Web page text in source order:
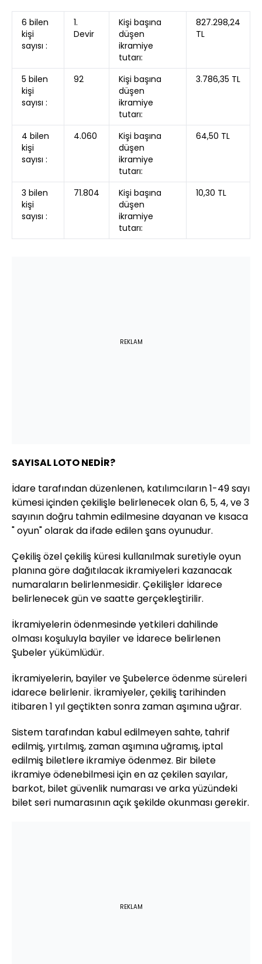
6 bilen
kişi
sayısı :
1.
Devir
Kişi başına
düşen
ikramiye
tutarı:
827.298,24
TL
5 bilen
kişi
sayısı :
92
Kişi başına
düşen
ikramiye
tutarı:
3.786,35 TL
4 bilen
kişi
sayısı :
4.060
Kişi başına
düşen
ikramiye
tutarı:
64,50 TL
3 bilen
kişi
sayısı :
71.804
Kişi başına
düşen
ikramiye
tutarı:
10,30 TL
REKLAM
SAYISAL LOTO NEDİR?
İdare tarafından düzenlenen, katılımcıların 1-49 sayı
kümesi içinden çekilişle belirlenecek olan 6, 5, 4, ve 3
sayının doğru tahmin edilmesine dayanan ve kısaca
" oyun" olarak da ifade edilen şans oyunudur.
Çekiliş özel çekiliş küresi kullanılmak suretiyle oyun
planına göre dağıtılacak ikramiyeleri kazanacak
numaraların belirlenmesidir. Çekilişler İdarece
belirlenecek gün ve saatte gerçekleştirilir.
İkramiyelerin ödenmesinde yetkileri dahilinde
olması koşuluyla bayiler ve İdarece belirlenen
Şubeler yükümlüdür.
İkramiyelerin, bayiler ve Şubelerce ödenme süreleri
idarece belirlenir. İkramiyeler, çekiliş tarihinden
itibaren 1 yıl geçtikten sonra zaman aşımına uğrar.
Sistem tarafından kabul edilmeyen sahte, tahrif
edilmiş, yırtılmış, zaman aşımına uğramış, iptal
edilmiş biletlere ikramiye ödenmez. Bir bilete
ikramiye ödenebilmesi için en az çekilen sayılar,
barkot, bilet güvenlik numarası ve arka yüzündeki
bilet seri numarasının açık şekilde okunması gerekir.
REKLAM